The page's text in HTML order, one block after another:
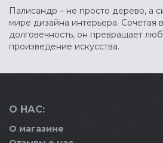
Палисандр – не просто дерево, а
мире дизайна интерьера. Сочетая
долговечность, он превращает
произведение искусства.
О НАС:
О магазине